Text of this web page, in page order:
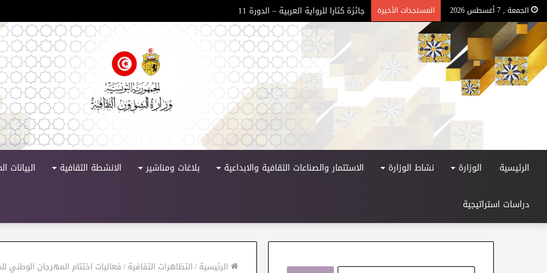
الجمعة , 7 أغسطس 2026 المستجدات الأخيرة جائزة كتارا للرواية العربية – الدورة 11
الرئيسية الوزارة نشاط الوزارة الاستثمار والصناعات الثقافية والابداعية بلاغات ومناشير الانشطة الثقافية البيانات
دراسات استراتيجية
الرئيسية/التظاهرات الثقافية/فعاليات اختتام المهرجان الوطني